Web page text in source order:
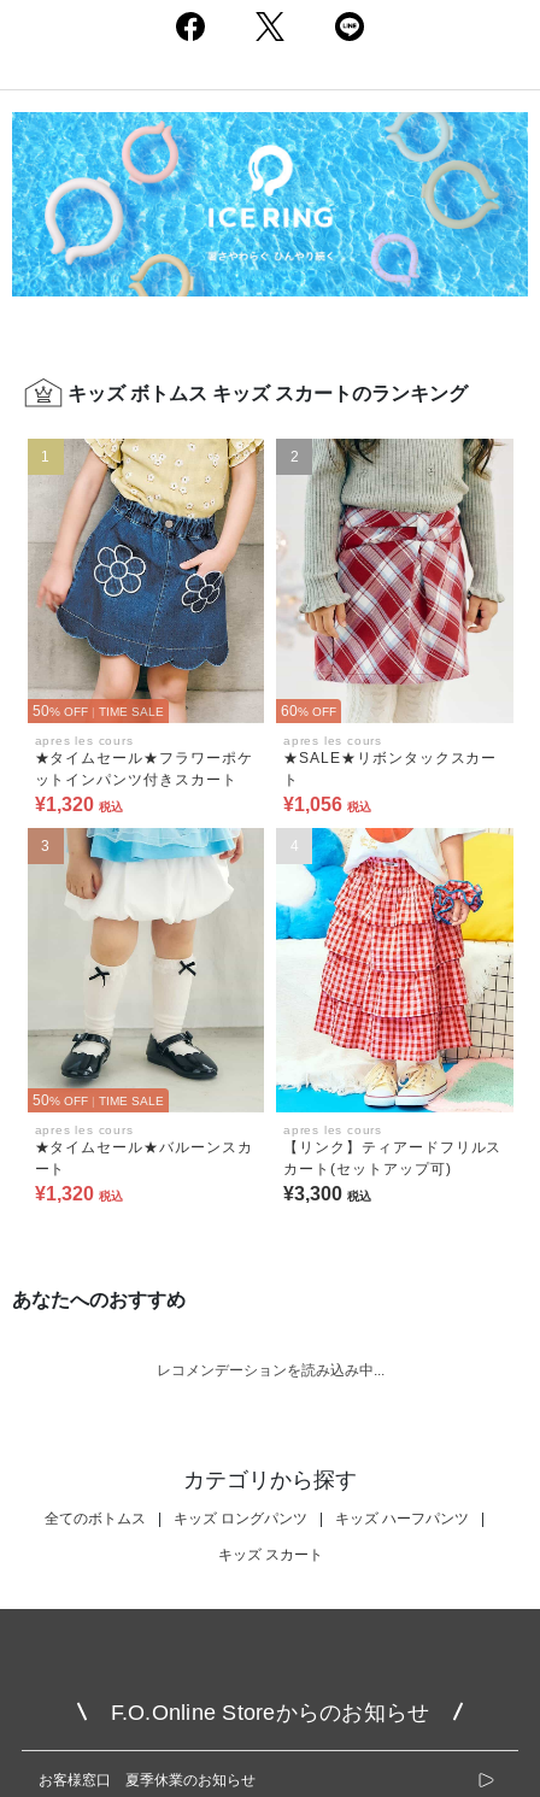
キッズ ボトムス キッズ スカートのランキング
1
50% OFF | TIME SALE
apres les cours
★タイムセール★フラワーポケ
ットインパンツ付きスカート
¥1,320 税込
2
60% OFF
apres les cours
★SALE★リボンタックスカー
ト
¥1,056 税込
3
50% OFF | TIME SALE
apres les cours
★タイムセール★バルーンスカ
ート
¥1,320 税込
4
apres les cours
【リンク】ティアードフリルス
カート(セットアップ可)
¥3,300 税込
あなたへのおすすめ
レコメンデーションを読み込み中...
カテゴリから探す
全てのボトムス | キッズ ロングパンツ | キッズ ハーフパンツ |
キッズ スカート
F.O.Online Storeからのお知らせ
お客様窓口 夏季休業のお知らせ